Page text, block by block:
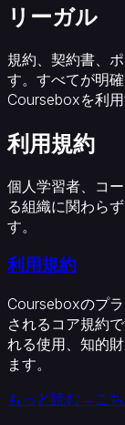
会
認
定
研
機
関
教
育
設
計
者
学
ビ
ジ
ネ
向
リーガル
規約、契約書、
す。すべてが明
Courseboxを利
利用規約
個人学習者、コ
る組織に関わら
す。
利用規約
Courseboxのプ
されるコア規約
れる使用、知的
ます。
もっと読む→こ